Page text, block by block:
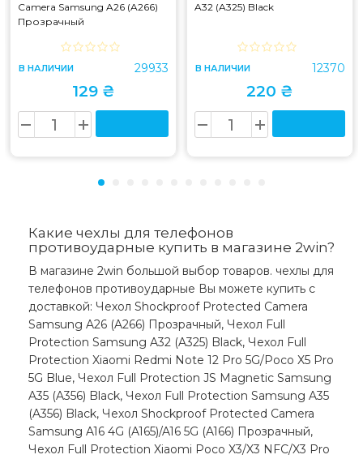
Camera Samsung A26 (A266)
Прозрачный
В НАЛИЧИИ 29933
129 ₴
A32 (A325) Black
В НАЛИЧИИ 12370
220 ₴
Какие чехлы для телефонов
противоударные купить в магазине 2win?
В магазине 2win большой выбор товаров. чехлы для
телефонов противоударные Вы можете купить с
доставкой: Чехол Shockproof Protected Camera
Samsung A26 (A266) Прозрачный, Чехол Full
Protection Samsung A32 (A325) Black, Чехол Full
Protection Xiaomi Redmi Note 12 Pro 5G/Poco X5 Pro
5G Blue, Чехол Full Protection JS Magnetic Samsung
A35 (A356) Black, Чехол Full Protection Samsung A35
(A356) Black, Чехол Shockproof Protected Camera
Samsung A16 4G (A165)/A16 5G (A166) Прозрачный,
Чехол Full Protection Xiaomi Poco X3/X3 NFC/X3 Pro